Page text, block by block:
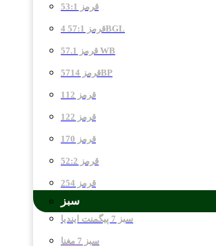
قرمز 53:1
قرمز 57:1 4BGL
قرمز 57.1 WB
قرمز 5714BP
قرمز 112
قرمز 122
قرمز 170
قرمز 52:2
قرمز 254
سبز
سبز 7 پیگمنت ایندیا
سبز 7 مغنا